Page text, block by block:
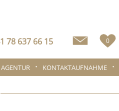
78 637 66 15 0
KONTAKTAUFNAHME